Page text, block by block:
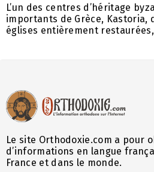
L’un des centres d’héritage
importants de Grèce, Kastoria,
églises entièrement
Le site Orthodoxie.com a pour
d’informations en langue
France et dans le monde.